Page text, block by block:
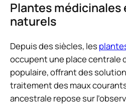
Plantes médicinales
naturels
Depuis des siècles, les
occupent une place centrale
populaire, offrant des
traitement des maux
ancestrale repose sur